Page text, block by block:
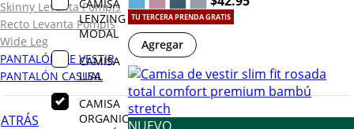
Skinny Levanta Pompis
Recto Levanta Pompis
Wide Leg
PANTALÓN DE VESTIR
PANTALÓN CASUAL
ATRÁS
CAMISA
LENZING
MODAL
CAMISA
LISA
CAMISA
ORGANIC
TU TERCERA PRENDA GRATIS
Agregar